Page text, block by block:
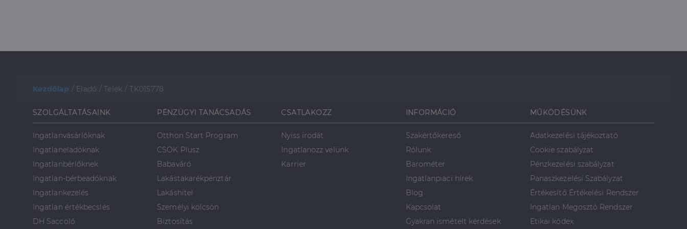
Kezdőlap / Eladó / Telek / TK015778
SZOLGÁLTATÁSAINK
Ingatlanvásárlóknak
Ingatlaneladóknak
Ingatlanbérlőknek
Ingatlan-bérbeadóknak
Ingatlankezelés
Ingatlan értékbecslés
DH Saccoló
PÉNZÜGYI TANÁCSADÁS
Otthon Start Program
CSOK Plusz
Babaváró
Lakástakarékpénztár
Lakáshitel
Személyi kölcsön
Biztosítás
CSATLAKOZZ
Nyiss irodát
Ingatlanozz velünk
Karrier
INFORMÁCIÓ
Szakértőkereső
Rólunk
Barométer
Ingatlanpiaci hírek
Blog
Kapcsolat
Gyakran ismételt kérdések
MŰKÖDÉSÜNK
Adatkezelési tájékoztató
Cookie szabályzat
Pénzkezelési szabályzat
Panaszkezelési Szabályzat
Értékesítő Értékelési Rendszer
Ingatlan Megosztó Rendszer
Etikai kódex